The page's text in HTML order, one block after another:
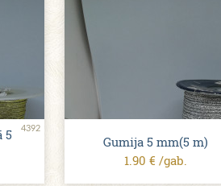
4392
5
Gumija 5 mm(5 m)
1.90 € /gab.